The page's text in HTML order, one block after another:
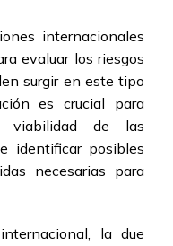
internacionales
evaluar los riesgos
surgir en este tipo
es crucial para
viabilidad de las
identificar posibles
necesarias para
la due